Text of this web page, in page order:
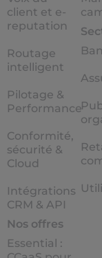
client et e-
reputation
Routage
intelligent
Pilotage &
Performance
Conformité,
sécurité &
Cloud
Intégrations
CRM & API
Nos offres
Essential :